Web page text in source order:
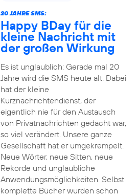
20 JAHRE SMS:
Happy BDay für die
kleine Nachricht mit
der großen Wirkung
Es ist unglaublich: Gerade mal 20
Jahre wird die SMS heute alt. Dabei
hat der kleine
Kurznachrichtendienst, der
eigentlich nie für den Austausch
von Privatnachrichten gedacht war,
so viel verändert. Unsere ganze
Gesellschaft hat er umgekrempelt.
Neue Wörter, neue Sitten, neue
Rekorde und unglaubliche
Anwendungsmöglichkeiten. Selbst
komplette Bücher wurden schon